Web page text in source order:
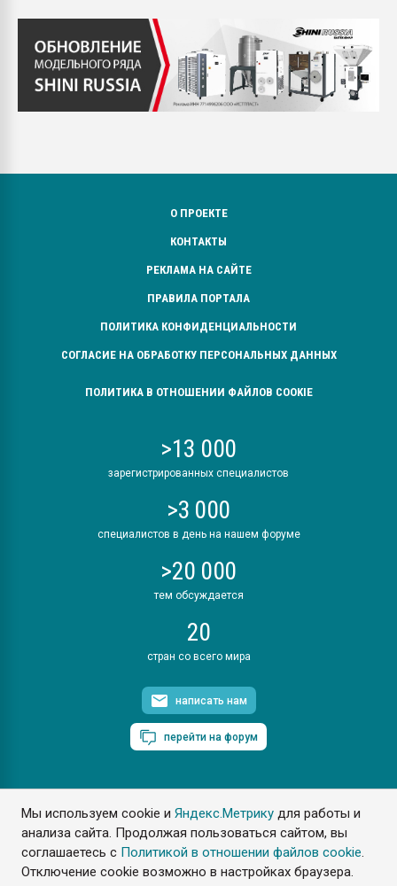
Мы используем cookie иЯндекс.Метрику для работы и
анализа сайта. Продолжая пользоваться сайтом, вы
соглашаетесь с Политикой в отношении файлов cookie.
Отключение cookie возможно в настройках браузера.
О ПРОЕКТЕ
КОНТАКТЫ
РЕКЛАМА НА САЙТЕ
ПРАВИЛА ПОРТАЛА
ПОЛИТИКА КОНФИДЕНЦИАЛЬНОСТИ
СОГЛАСИЕ НА ОБРАБОТКУ ПЕРСОНАЛЬНЫХ ДАННЫХ
ПОЛИТИКА В ОТНОШЕНИИ ФАЙЛОВ COOKIE
>13 000
зарегистрированных специалистов
>3 000
специалистов в день на нашем форуме
>20 000
тем обсуждается
20
стран со всего мира
написать нам
перейти на форум
ПластЭксперт © 2006. Все права защищены
Разрешается копирование материалов сайта с обязательной
ссылкой на www.e-plastic.ru
Разработка сайта